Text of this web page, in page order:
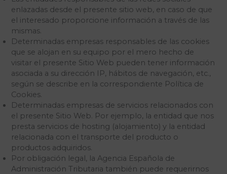
enlazadas desde el presente sitio web, en caso de que
el interesado proporcione información a través de las
mismas.
Determinadas empresas responsables de las cookies
que se alojan en su equipo por el mero hecho de
visitar el presente Sitio Web pueden tener información
asociada a su dirección IP, hábitos de navegación, etc.,
según se describe en la correspondiente Política de
Cookies.
Determinadas empresas de servicios relacionados con
el presente Sitio Web. Por ejemplo, la entidad que nos
presta servicios de hosting (alojamiento) y la entidad
relacionada con el transporte del producto o
productos adquiridos.
Por obligación legal, la Agencia Española de
Administración Tributaria también puede requerirnos